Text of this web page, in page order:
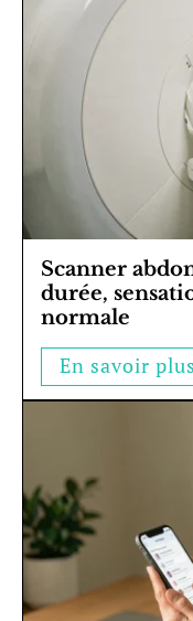
Scanner
durée,
normale
En savoir plus